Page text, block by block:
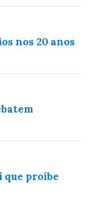
nos 20 anos
que proíbe